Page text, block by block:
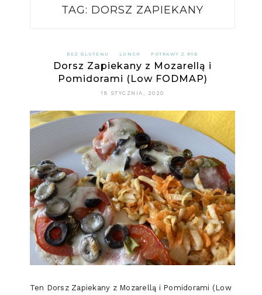
TAG: DORSZ ZAPIEKANY
BEZ GLUTENU LUNCH POTRAWY Z RYB
Dorsz Zapiekany z Mozarellą i
Pomidorami (Low FODMAP)
18 STYCZNIA, 2020
Ten Dorsz Zapiekany z Mozarellą i Pomidorami (Low